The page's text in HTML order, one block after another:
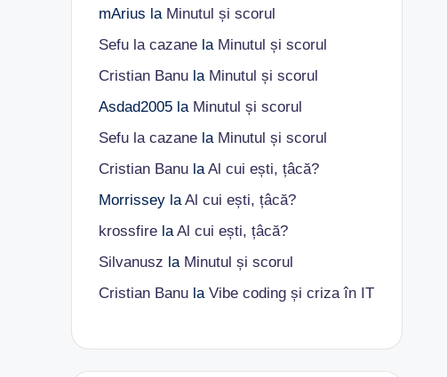
mArius la Minutul și scorul
Sefu la cazanela Minutul și scorul
Cristian Banula Minutul și scorul
Asdad2005la Minutul și scorul
Sefu la cazanela Minutul și scorul
Cristian BanulaAl cui ești, țâcă?
MorrisseylaAl cui ești, țâcă?
krossfirelaAl cui ești, țâcă?
Silvanusz la Minutul și scorul
Cristian Banula Vibe coding și criza în IT